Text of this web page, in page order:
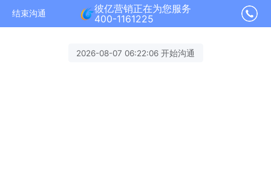
结束沟通
彼亿营销正在为您服务
400-1161225
2026-08-07 06:22:06 开始沟通